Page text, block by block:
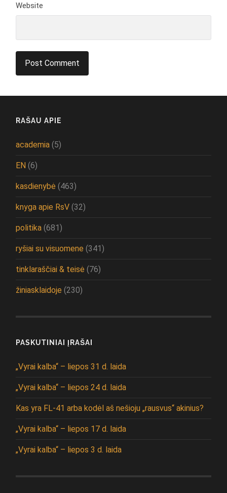
Website
RAŠAU APIE
academia (5)
EN (6)
kasdienybė (463)
knyga apie RsV (32)
politika (681)
ryšiai su visuomene (341)
tinklaraščiai & teisė (76)
žiniasklaidoje (230)
PASKUTINIAI ĮRAŠAI
„Vyrai kalba“ – liepos 31 d. laida
„Vyrai kalba“ – liepos 24 d. laida
Kas yra FL-41 arba kodėl aš nešioju „rausvus“ akinius?
„Vyrai kalba“ – liepos 17 d. laida
„Vyrai kalba“ – liepos 3 d. laida